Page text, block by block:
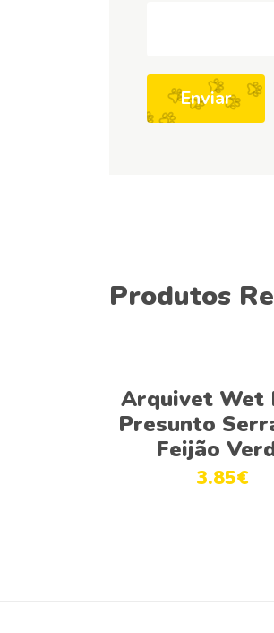
Produtos
Adicionar
Arquivet Wet
Presunto
Feijão
3.85€